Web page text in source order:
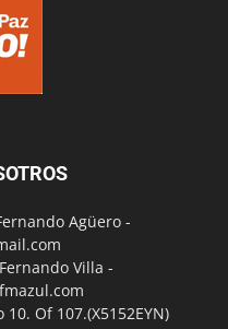
Agüero -
Villa -
Of 107.(X5152EYN)